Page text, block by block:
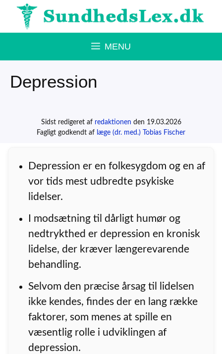
Hop
MENU
Depression
Sidst redigeret af redaktionen den 19.03.2026
Fagligt godkendt af læge (dr. med.) Tobias Fischer
Depression er en folkesygdom og en af
vor tids mest udbredte psykiske
lidelser.
I modsætning til dårligt humør og
nedtrykthed er depression en kronisk
lidelse, der kræver længerevarende
behandling.
Selvom den præcise årsag til lidelsen
ikke kendes, findes der en lang række
faktorer, som menes at spille en
væsentlig rolle i udviklingen af
depression.